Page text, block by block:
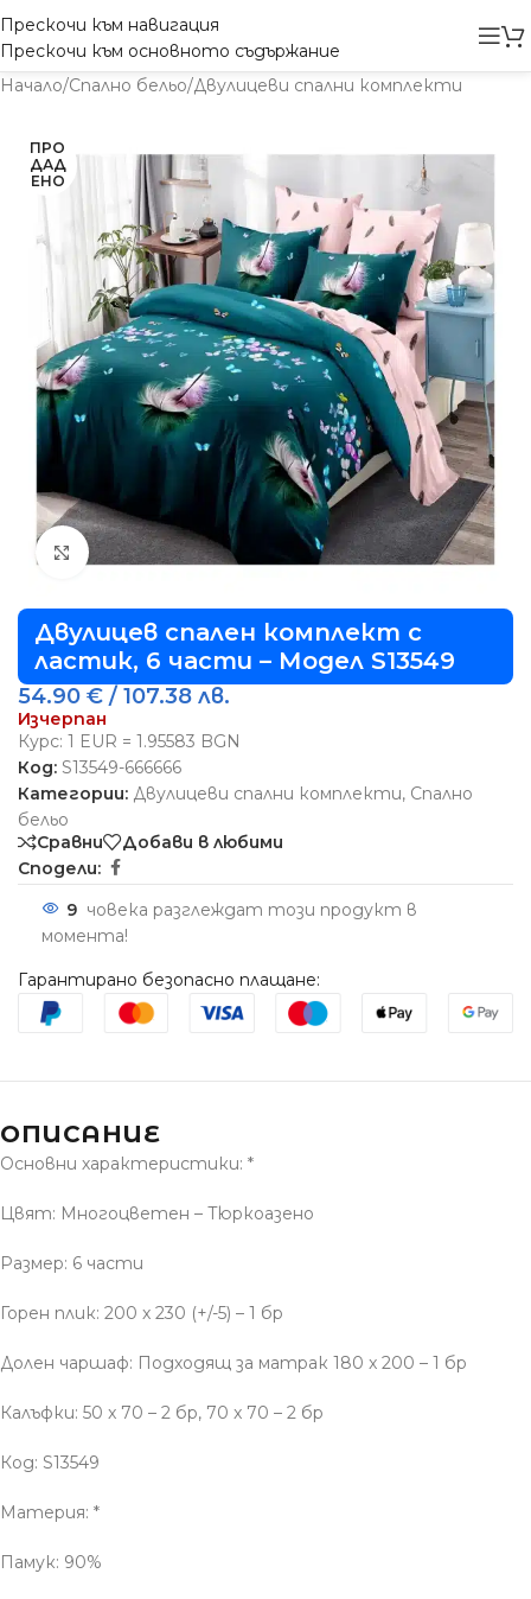
Прескочи към навигация
Прескочи към основното съдържание
Начало/Спално бельо/Двулицеви спални комплекти
ПРО
ДАД
ЕНО
Виж повече
Двулицев спален комплект с
ластик, 6 части – Модел S13549
54.90 € / 107.38 лв.
Изчерпан
Курс: 1 EUR = 1.95583 BGN
Код: S13549-666666
Категории: Двулицеви спални комплекти, Спално
бельо
Сравни
Добави в любими
Сподели:
9 човека разглеждат този продукт в
момента!
Гарантирано безопасно плащане:
ОПИСАНИЕ
Основни характеристики: *
Цвят: Многоцветен – Тюркоазено
Размер: 6 части
Горен плик: 200 x 230 (+/-5) – 1 бр
Долен чаршаф: Подходящ за матрак 180 x 200 – 1 бр
Калъфки: 50 x 70 – 2 бр, 70 x 70 – 2 бр
Код: S13549
Материя: *
Памук: 90%